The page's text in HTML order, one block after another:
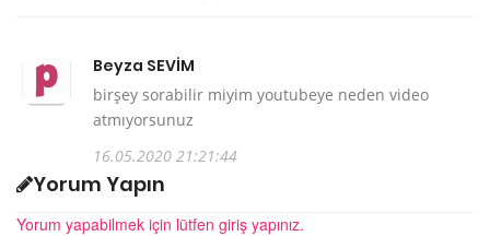
Beyza SEVİM
birşey sorabilir miyim youtubeye neden video
atmıyorsunuz
16.05.2020 21:21:44
Yorum Yapın
Yorum yapabilmek için lütfen giriş yapınız.